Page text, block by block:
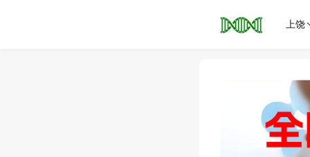
上饶